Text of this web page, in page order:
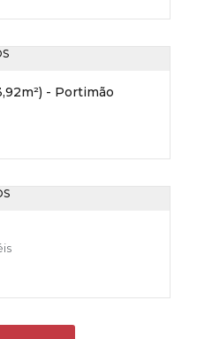
- Portimão